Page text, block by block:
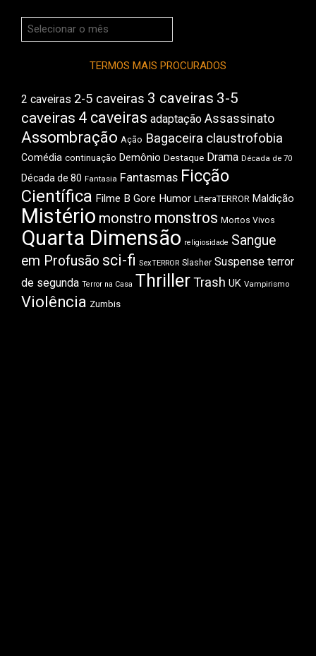
Arquivos
do
TERMOS MAIS PROCURADOS
2 caveiras 2-5 caveiras 3 caveiras 3-5
caveiras 4 caveiras adaptação Assassinato
Assombração Ação Bagaceira claustrofobia
Comédia continuação Demônio Destaque Drama Década de 70
Década de 80 Fantasia Fantasmas Ficção
Científica Filme B Gore Humor LiteraTERROR Maldição
Mistério monstro monstros Mortos Vivos
Quarta Dimensão religiosidade Sangue
em Profusão sci-fi SexTERROR Slasher Suspense terror
de segunda Terror na Casa ThrillerTrash UK Vampirismo
Violência Zumbis